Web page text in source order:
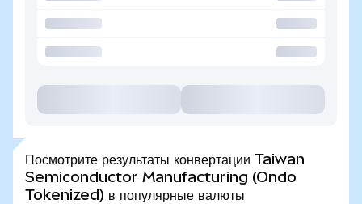
Посмотрите результаты конвертации Taiwan
Semiconductor Manufacturing (Ondo
Tokenized) в популярные валюты